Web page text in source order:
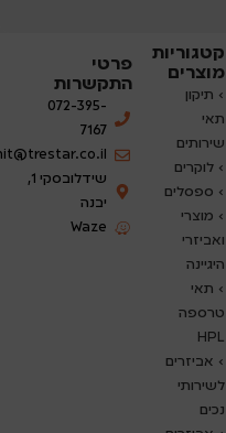
קטגוריות
מוצרים
› תיקון
תאי
שירותים
›לוקרים
› ספסלים
› מוצרי
ואביזרי
היגיינה
› תאי
טרספה
HPL
› אביזרים
לשירותי
נכים
פרטי
התקשרות
072-395-
7167
שידלובסקי 1,
יבנה
Waze